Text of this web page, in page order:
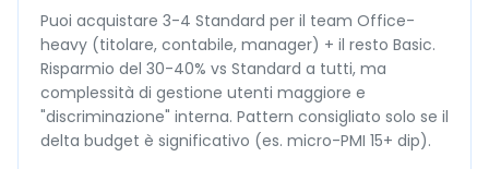
Puoi acquistare 3-4 Standard per il team Office-
heavy (titolare, contabile, manager) + il resto Basic.
Risparmio del 30-40% vs Standard a tutti, ma
complessità di gestione utenti maggiore e
"discriminazione" interna. Pattern consigliato solo se il
delta budget è significativo (es. micro-PMI 15+ dip).